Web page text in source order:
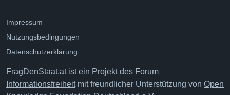
Impressum
Nutzungsbedingungen
Datenschutzerklärung
FragDenStaat.at ist ein Projekt des Forum
Informationsfreiheitmit freundlicher Unterstützung von Open